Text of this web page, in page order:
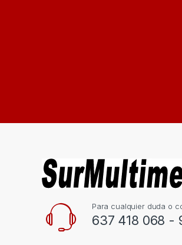
Para cualquier duda o
637 418 068 -